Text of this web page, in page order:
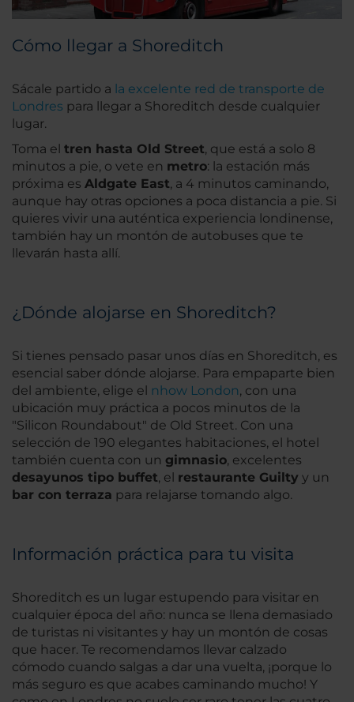
Cómo llegar a Shoreditch
Sácale partido a la excelente red de transporte de
Londres para llegar a Shoreditch desde cualquier
lugar.
Toma el tren hasta Old Street, que está a solo 8
minutos a pie, o vete en metro: la estación más
próxima es Aldgate East, a 4 minutos caminando,
aunque hay otras opciones a poca distancia a pie. Si
quieres vivir una auténtica experiencia londinense,
también hay un montón de autobuses que te
llevarán hasta allí.
¿Dónde alojarse en Shoreditch?
Si tienes pensado pasar unos días en Shoreditch, es
esencial saber dónde alojarse. Para empaparte bien
del ambiente, elige el nhow London, con una
ubicación muy práctica a pocos minutos de la
"Silicon Roundabout" de Old Street. Con una
selección de 190 elegantes habitaciones, el hotel
también cuenta con un gimnasio, excelentes
desayunos tipo buffet, el restaurante Guilty y un
bar con terraza para relajarse tomando algo.
Información práctica para tu visita
Shoreditch es un lugar estupendo para visitar en
cualquier época del año: nunca se llena demasiado
de turistas ni visitantes y hay un montón de cosas
que hacer. Te recomendamos llevar calzado
cómodo cuando salgas a dar una vuelta, ¡porque lo
más seguro es que acabes caminando mucho! Y